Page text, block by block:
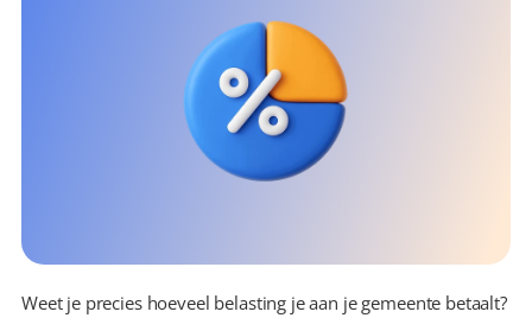
Weet je precies hoeveel belasting je aan je gemeente betaalt?